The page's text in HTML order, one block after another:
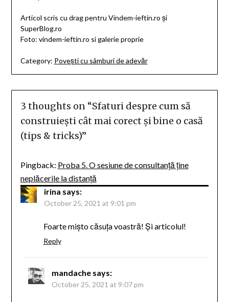
Articol scris cu drag pentru Vindem-ieftin.ro și
SuperBlog.ro
Foto: vindem-ieftin.ro si galerie proprie
Category: Povești cu sâmburi de adevăr
3 thoughts on “Sfaturi despre cum să
construiești cât mai corect și bine o casă
(tips & tricks)”
Pingback: Proba 5. O sesiune de consultanță ține
neplăcerile la distanță
irina says:
October 25, 2021 at 9:01 pm
Foarte mișto căsuța voastră! Și articolul!
Reply
mandache says:
October 25, 2021 at 9:07 pm